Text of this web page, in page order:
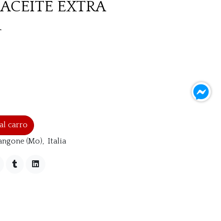
EXTRA
carro
(Mo), Italia